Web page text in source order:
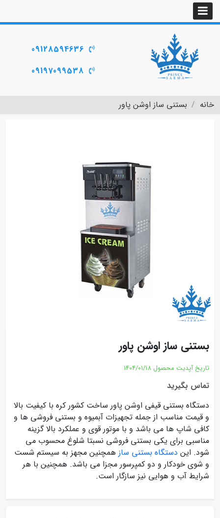
09128594636
09197099538
خانه بستنی ساز اوشن پاور
بستنی ساز اوشن پاور
تاریخ آپدیت محصول 1404/01/18
تماس بگیرید
دستگاه بستنی قیفی اوشن پاور ساخت کشور کره با کیفیت بالا
و قیمت مناسب از جمله تجهیزات آبمیوه و بستنی فروشی ها و
کافی شاپ ها می باشد و با موتور قوی و عملکرد بالا گزینه
مناسبی برای یکی بستنی فروشی نسبتا شلوغ محسوب می
شود. این دستگاه بستنی ساز همچنین مجهز به سیستم شست
و شوی خودکار و دو کمپرسور مجزا می باشد. همچنین با هر
شرایط آب و هوایی نیز سازگار است.